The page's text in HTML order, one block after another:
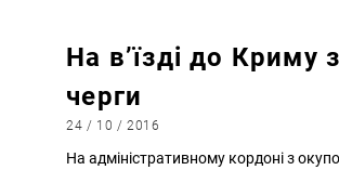
На в’їзді до Криму
черги
24 / 10 / 2016
На адміністративному кордоні з